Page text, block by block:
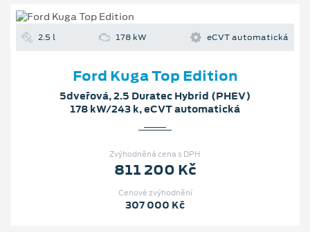
2.5 l 178 kW eCVT automatická
Ford Kuga Top Edition
5dveřová, 2.5 Duratec Hybrid (PHEV)
178 kW/243 k, eCVT automatická
Zvýhodněná cena s DPH
811 200 Kč
Cenové zvýhodnění
307 000 Kč